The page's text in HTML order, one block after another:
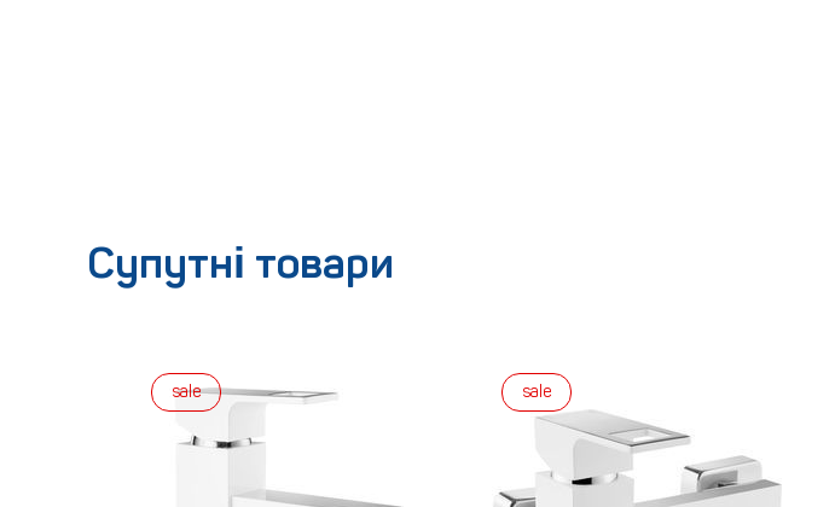
Супутні товари
sale sale